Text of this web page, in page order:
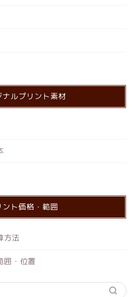
ナルプリント素材
ント価格・範囲
方法
囲・位置